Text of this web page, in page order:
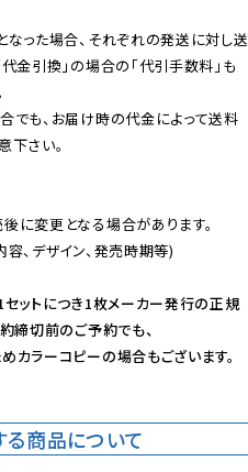
った場合、それぞれの発送に対し送
金引換」の場合の「代引手数料」も
でも、お届け時の代金によって送料
下さい。
に変更となる場合があります。
、デザイン、発売時期等)
ットにつき1枚メーカー発行の正規
締切前のご予約でも、
ラーコピーの場合もございます。
商品について